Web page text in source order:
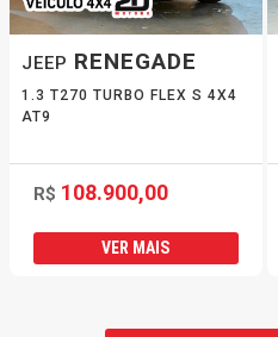
JEEP RENEGADE
1.3 T270 TURBO FLEX S 4X4
AT9
R$ 108.900,00
VER MAIS